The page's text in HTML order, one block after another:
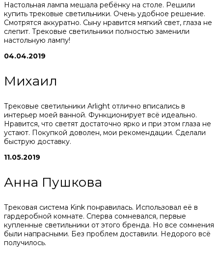
Настольная лампа мешала ребёнку на столе. Решили
купить трековые светильники. Очень удобное решение.
Смотрятся аккуратно. Сыну нравится мягкий свет, глаза не
слепит. Трековые светильники полностью заменили
настольную лампу!
04.04.2019
Михаил
Трековые светильники Arlight отлично вписались в
интерьер моей ванной. Функционирует всё идеально.
Нравится, что светят достаточно ярко и при этом глаза не
устают. Покупкой доволен, мои рекомендации. Сделали
быструю доставку.
11.05.2019
Анна Пушкова
Трековая система Kink понравилась. Использовал её в
гардеробной комнате. Сперва сомневался, первые
купленные светильники от этого бренда. Но все сомнения
были напрасными. Без проблем доставили. Недорого всё
получилось.